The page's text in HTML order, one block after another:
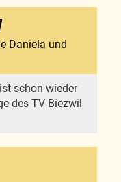
Daniela und
schon wieder
des TV Biezwil